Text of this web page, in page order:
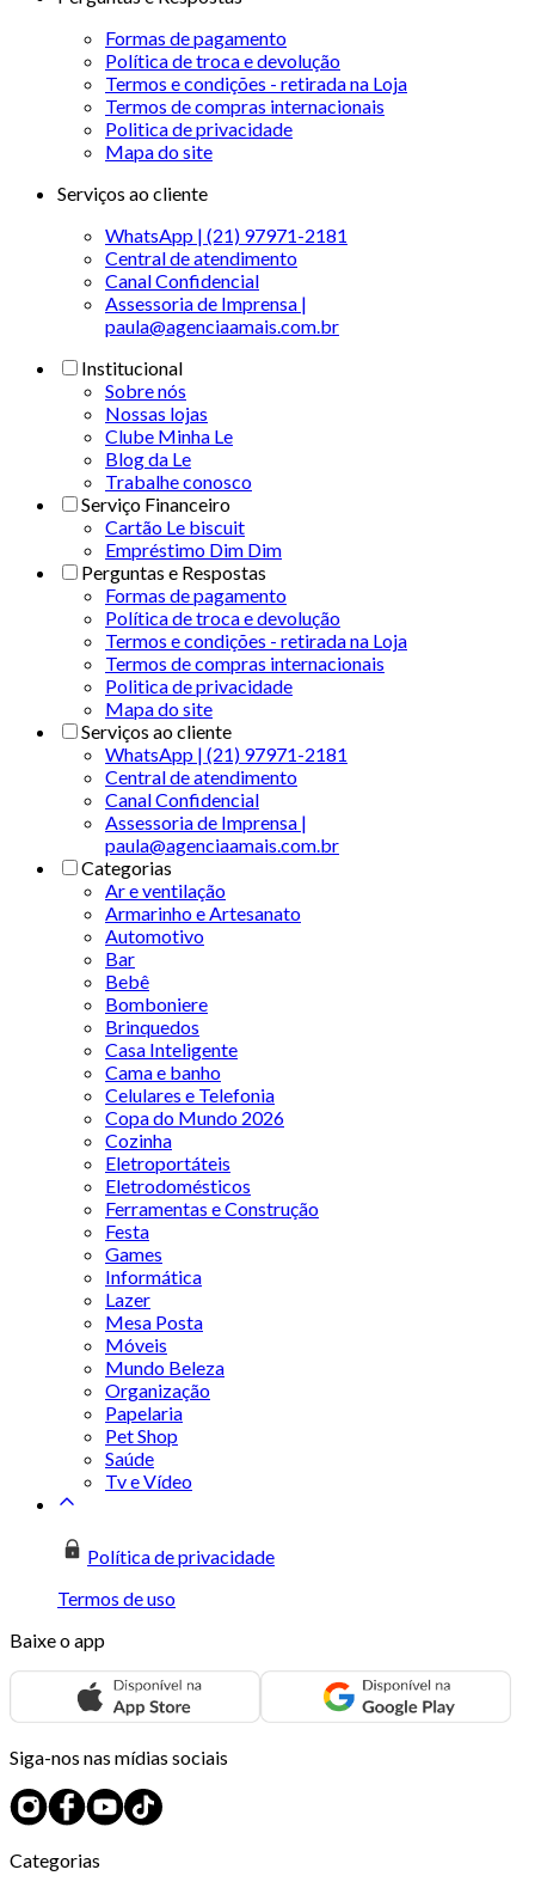
Formas de pagamento
Política de troca e devolução
Termos e condições - retirada na Loja
Termos de compras internacionais
Politica de privacidade
Mapa do site
Serviços ao cliente
WhatsApp | (21) 97971-2181
Central de atendimento
Canal Confidencial
Assessoria de Imprensa |
paula@agenciaamais.com.br
Institucional
Sobre nós
Nossas lojas
Clube Minha Le
Blog da Le
Trabalhe conosco
Serviço Financeiro
Cartão Le biscuit
Empréstimo Dim Dim
Perguntas e Respostas
Formas de pagamento
Política de troca e devolução
Termos e condições - retirada na Loja
Termos de compras internacionais
Politica de privacidade
Mapa do site
Serviços ao cliente
WhatsApp | (21) 97971-2181
Central de atendimento
Canal Confidencial
Assessoria de Imprensa |
paula@agenciaamais.com.br
Categorias
Ar e ventilação
Armarinho e Artesanato
Automotivo
Bar
Bebê
Bomboniere
Brinquedos
Casa Inteligente
Cama e banho
Celulares e Telefonia
Copa do Mundo 2026
Cozinha
Eletroportáteis
Eletrodomésticos
Ferramentas e Construção
Festa
Games
Informática
Lazer
Mesa Posta
Móveis
Mundo Beleza
Organização
Papelaria
Pet Shop
Saúde
Tv e Vídeo
Política de privacidade
Termos de uso
Baixe o app
Siga-nos nas mídias sociais
Categorias